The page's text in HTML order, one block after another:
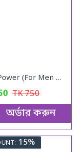
Vital Power (For Men & Woman)
TK750
অর্ডার করুন
15%